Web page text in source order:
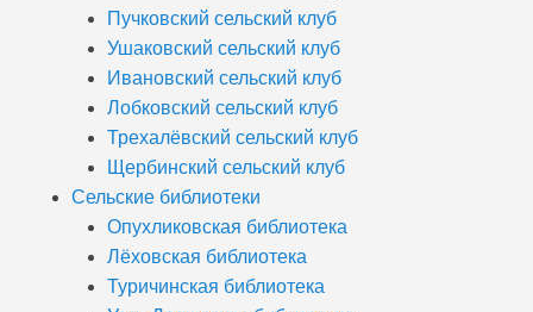
Пучковский сельский клуб
Ушаковский сельский клуб
Ивановский сельский клуб
Лобковский сельский клуб
Трехалёвский сельский клуб
Щербинский сельский клуб
Сельские библиотеки
Опухликовская библиотека
Лёховская библиотека
Туричинская библиотека